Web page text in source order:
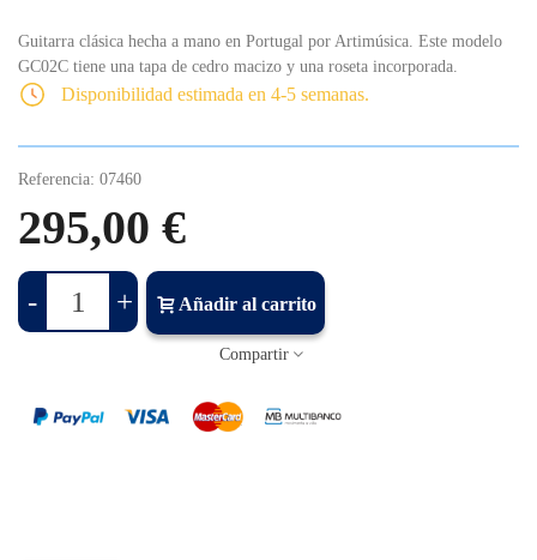
Guitarra clásica hecha a mano en Portugal por Artimúsica. Este modelo
GC02C tiene una tapa de cedro macizo y una roseta incorporada.
Disponibilidad estimada en 4-5 semanas.
Referencia: 07460
295,00 €
- + Añadir al carrito
Compartir